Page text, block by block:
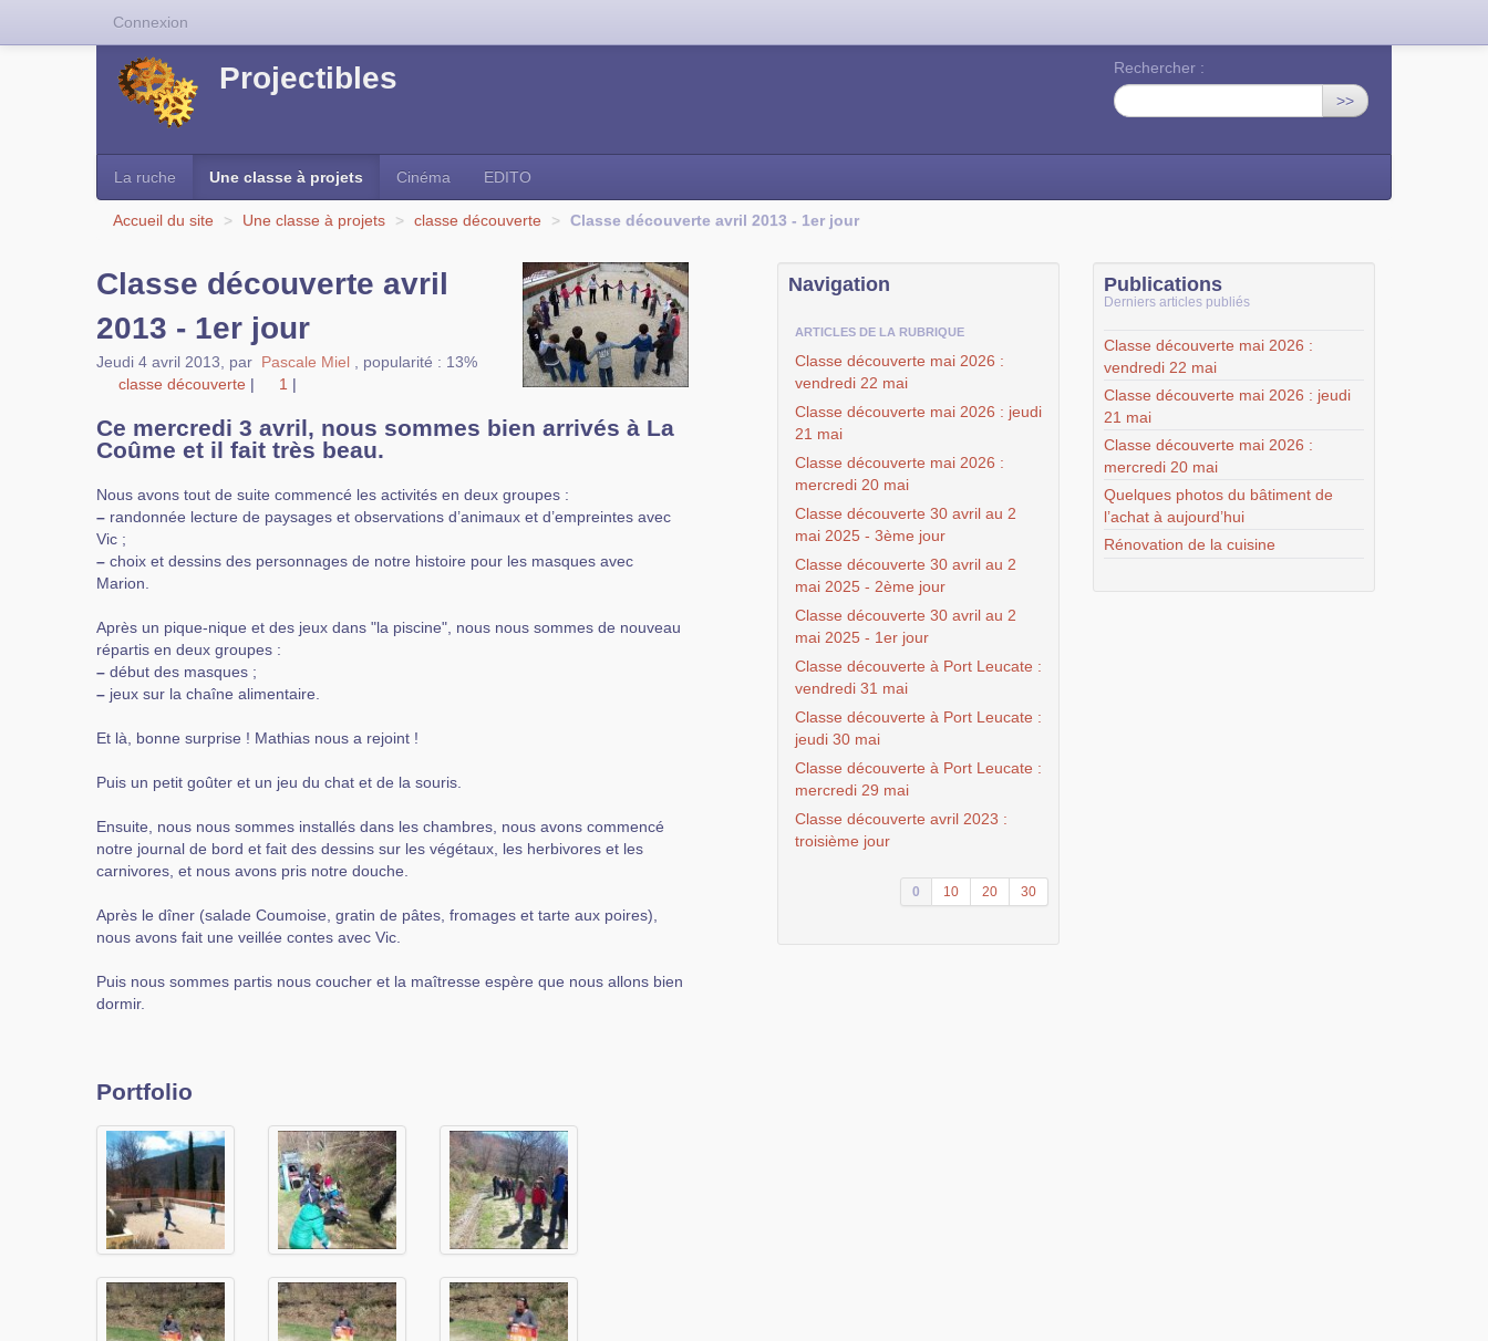
Projectibles
Rechercher :
>>
La ruche Une classe à projets Cinéma EDITO
Accueil du site > Une classe à projets > classe découverte > Classe découverte avril 2013 - 1er jour
Classe découverte avril
2013 - 1er jour
Jeudi 4 avril 2013 par Pascale Miel
popularité : 13%
classe découverte | 1 |
Ce mercredi 3 avril, nous sommes bien arrivés à La
Coûme et il fait très beau.
Nous avons tout de suite commencé les activités en deux groupes :
– randonnée lecture de paysages et observations d’animaux et d’empreintes avec
Vic ;
– choix et dessins des personnages de notre histoire pour les masques avec
Marion.
Après un pique-nique et des jeux dans "la piscine", nous nous sommes de nouveau
répartis en deux groupes :
– début des masques ;
– jeux sur la chaîne alimentaire.
Et là, bonne surprise ! Mathias nous a rejoint !
Puis un petit goûter et un jeu du chat et de la souris.
Ensuite, nous nous sommes installés dans les chambres, nous avons commencé
notre journal de bord et fait des dessins sur les végétaux, les herbivores et les
carnivores, et nous avons pris notre douche.
Après le dîner (salade Coumoise, gratin de pâtes, fromages et tarte aux poires),
nous avons fait une veillée contes avec Vic.
Puis nous sommes partis nous coucher et la maîtresse espère que nous allons bien
dormir.
Portfolio
Navigation
ARTICLES DE LA RUBRIQUE
Classe découverte mai 2026 :
vendredi 22 mai
Classe découverte mai 2026 : jeudi
21 mai
Classe découverte mai 2026 :
mercredi 20 mai
Classe découverte 30 avril au 2
mai 2025 - 3ème jour
Classe découverte 30 avril au 2
mai 2025 - 2ème jour
Classe découverte 30 avril au 2
mai 2025 - 1er jour
Classe découverte à Port Leucate :
vendredi 31 mai
Classe découverte à Port Leucate :
jeudi 30 mai
Classe découverte à Port Leucate :
mercredi 29 mai
Classe découverte avril 2023 :
troisième jour
0 10 20 30
Publications
Derniers articles publiés
Classe découverte mai 2026 :
vendredi 22 mai
Classe découverte mai 2026 : jeudi
21 mai
Classe découverte mai 2026 :
mercredi 20 mai
Quelques photos du bâtiment de
l’achat à aujourd’hui
Rénovation de la cuisine
Connexion